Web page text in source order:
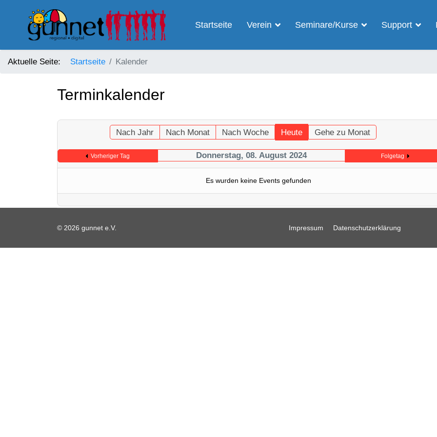
Startseite Verein Seminare/Kurse Support
Aktuelle Seite: Startseite Kalender
Terminkalender
Nach Jahr Nach Monat Nach Woche Heute Gehe zu Monat
Vorheriger Tag Donnerstag, 08. August 2024 Folgetag
Es wurden keine Events gefunden
© 2026 gunnet e.V. Impressum Datenschutzerklärung